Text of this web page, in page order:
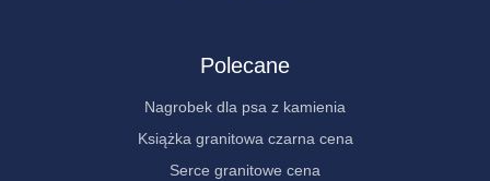
Polecane
Nagrobek dla psa z kamienia
Książka granitowa czarna cena
Serce granitowe cena